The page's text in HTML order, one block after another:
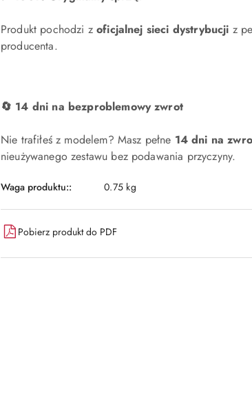
Produkt pochodzi zoficjalnej sieci dystrybucji z
producenta.
🔄 14 dni na bezproblemowy zwrot
Nie trafiłeś z modelem? Masz pełne 14 dni na
nieużywanego zestawu bez podawania przyczyny.
Waga produktu:: 0.75 kg
Pobierz produkt do PDF